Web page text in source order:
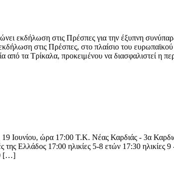
εκδήλωση στις Πρέσπες για την έξυπνη
στις Πρέσπες, στο πλαίσιο του
τα Τρίκαλα, προκειμένου να διασφαλιστεί η
ώρα 17:00 Τ.Κ. Νέας Καρδιάς - 3α
της Ελλάδος 17:00 ηλικίες 5-8 ετών 17:30 ηλικίες
[…]